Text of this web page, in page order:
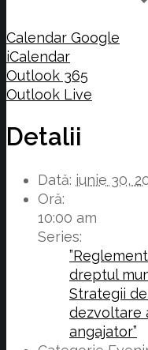
Calendar Google
iCalendar
Outlook 365
Outlook Live
Detalii
Dată: iunie 30,
Oră:
10:00 am
Series:
dreptul
Strategii
dezvoltare
angajator”